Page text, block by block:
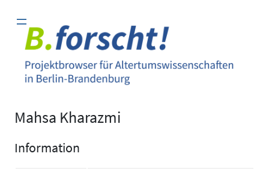
Inhalt
springen
Mahsa Kharazmi
Information